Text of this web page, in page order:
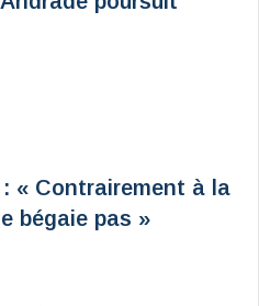
« Contrairement à la
bégaie pas »